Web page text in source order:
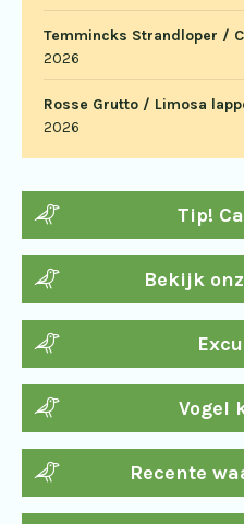
Temmincks Strandloper /
2026
Rosse Grutto / Limosa
2026
Tip!
Bekijk
Vogel
Recente